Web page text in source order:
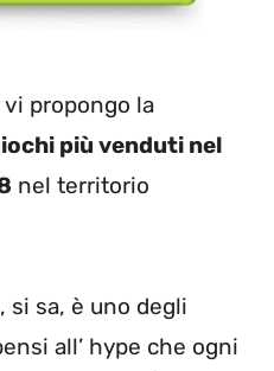
vi propongo la
più venduti nel
nel territorio
si sa, è uno degli
all’ hype che ogni